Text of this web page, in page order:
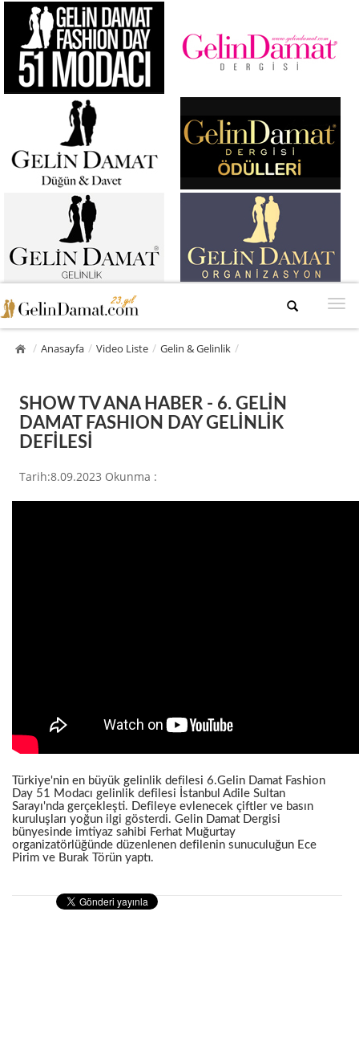
/ Anasayfa / Video Liste / Gelin & Gelinlik /
SHOW TV ANA HABER - 6. GELİN
DAMAT FASHION DAY GELİNLİK
DEFİLESİ
Tarih:8.09.2023 Okunma :
Türkiye'nin en büyük gelinlik defilesi 6.Gelin Damat Fashion
Day 51 Modacı gelinlik defilesi İstanbul Adile Sultan
Sarayı'nda gerçekleşti. Defileye evlenecek çiftler ve basın
kuruluşları yoğun ilgi gösterdi. Gelin Damat Dergisi
bünyesinde imtiyaz sahibi Ferhat Muğurtay
organizatörlüğünde düzenlenen defilenin sunuculuğun Ece
Pirim ve Burak Törün yaptı.